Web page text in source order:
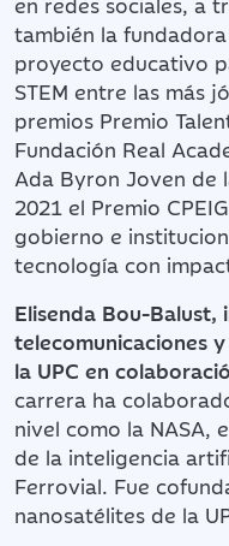
también la
proyecto educativo
STEM entre las más
premios Premio
Fundación Real
Ada Byron Joven de
2021 el Premio
gobierno e
tecnología con
Elisenda Bou-Balust,
telecomunicaciones
la UPC en
carrera ha
nivel como la NASA,
de la inteligencia
Ferrovial. Fue
nanosatélites de la